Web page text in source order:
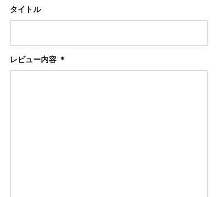
タイトル
レビュー内容 ＊